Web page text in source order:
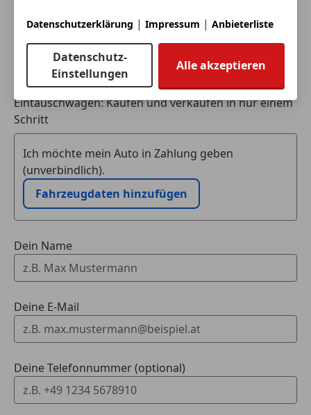
Eintauschwagen: Kaufen und verkaufen in nur einem
Schritt
Ich möchte mein Auto in Zahlung geben
(unverbindlich).
Fahrzeugdaten hinzufügen
Dein Name
Deine E-Mail
Deine Telefonnummer (optional)
Datenschutzerklärung | Impressum | Anbieterliste
Datenschutz-
Einstellungen
Alle akzeptieren